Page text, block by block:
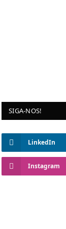
SIGA-NOS!
LinkedIn
Instagram